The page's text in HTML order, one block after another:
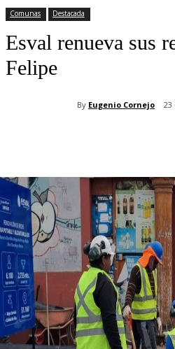
Comunas Destacada
Esval renueva sus
Felipe
By Eugenio Cornejo 23